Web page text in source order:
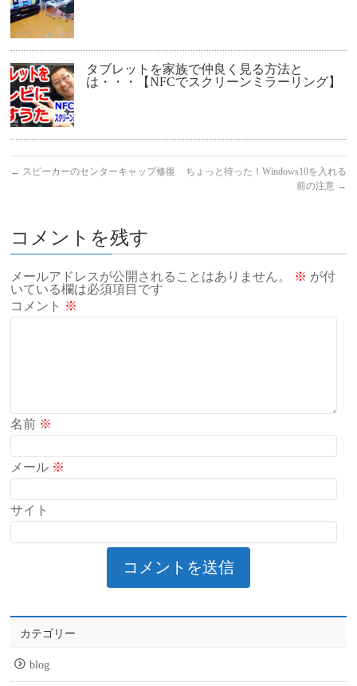
タブレットを家族で仲良く見る方法と
は・・・【NFCでスクリーンミラーリング】
← スピーカーのセンターキャップ修復
ちょっと待った！Windows10を入れる
前の注意 →
コメントを残す
メールアドレスが公開されることはありません。 ※ が付
いている欄は必須項目です
コメント ※
名前 ※
メール ※
サイト
カテゴリー
blog